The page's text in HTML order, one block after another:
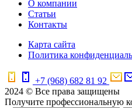
О компании
Статьи
Контакты
Карта сайта
Политика
+7 (968) 682 81 92
2024 © Все права защищены
Получите профессиональную